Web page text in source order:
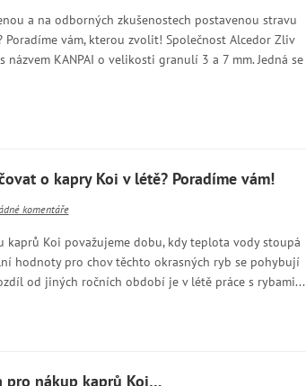
a na odborných zkušenostech postavenou stravu
vám, kterou zvolit! Společnost Alcedor Zliv
KANPAI o velikosti granulí 3 a 7 mm. Jedná se
o kapry Koi v létě? Poradíme vám!
komentáře
kaprů Koi považujeme dobu, kdy teplota vody stoupá
hodnoty pro chov těchto okrasných ryb se pohybují
od jiných ročních období je v létě práce s rybami...
pro nákup kaprů Koi…